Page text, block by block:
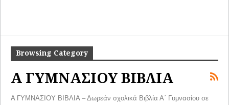
Browsing Category
Α ΓΥΜΝΑΣΙΟΥ ΒΙΒΛΙΑ
Α ΓΥΜΝΑΣΙΟΥ ΒΙΒΛΙΑ – Δωρεάν σχολικά Βιβλία Α΄ Γυμνασίου σε